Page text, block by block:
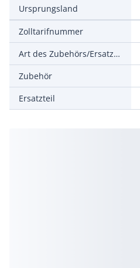
Ursprungsland
Zolltarifnummer
Art des Zubehörs/Ersatzteils
Zubehör
Ersatzteil